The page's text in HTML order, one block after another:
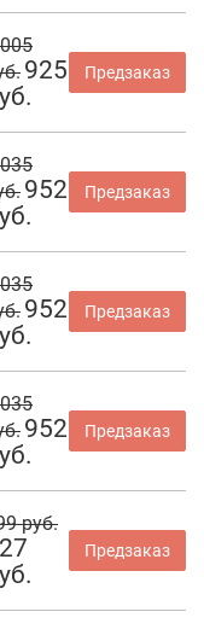
925
Предзаказ
952
Предзаказ
952
Предзаказ
952
Предзаказ
руб.
Предзаказ